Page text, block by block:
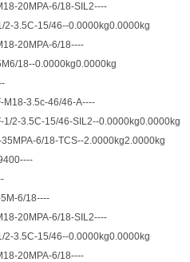
20MPA-6/18-SIL2----
2-3.5C-15/46--0.0000kg0.0000kg
20MPA-6/18----
18--0.0000kg0.0000kg
M18-3.5c-46/46-A----
1/2-3.5C-15/46-SIL2--0.0000kg0.0000kg
6/18-TCS--2.0000kg2.0000kg
6/18----
20MPA-6/18-SIL2----
2-3.5C-15/46--0.0000kg0.0000kg
20MPA-6/18----